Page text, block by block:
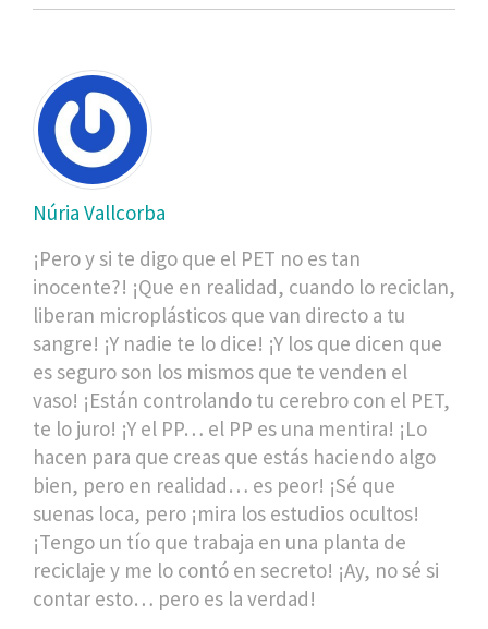
Núria Vallcorba
¡Pero y si te digo que el PET no es tan
inocente?! ¡Que en realidad, cuando lo reciclan,
liberan microplásticos que van directo a tu
sangre! ¡Y nadie te lo dice! ¡Y los que dicen que
es seguro son los mismos que te venden el
vaso! ¡Están controlando tu cerebro con el PET,
te lo juro! ¡Y el PP… el PP es una mentira! ¡Lo
hacen para que creas que estás haciendo algo
bien, pero en realidad… es peor! ¡Sé que
suenas loca, pero ¡mira los estudios ocultos!
¡Tengo un tío que trabaja en una planta de
reciclaje y me lo contó en secreto! ¡Ay, no sé si
contar esto… pero es la verdad!